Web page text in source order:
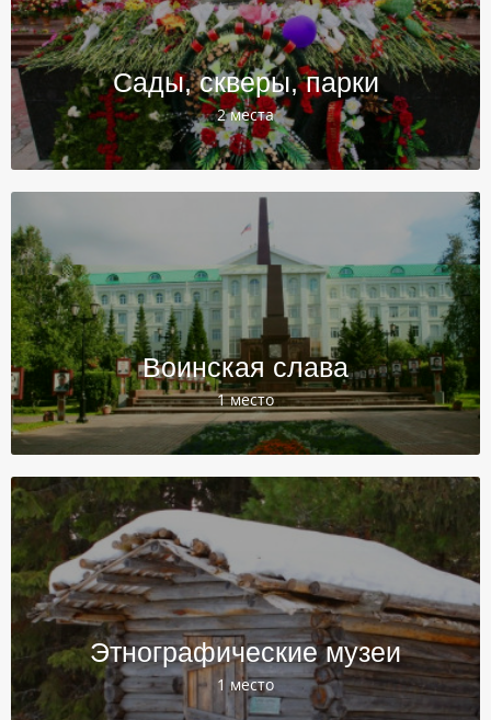
Сады, скверы, парки
2 места
Воинская слава
1 место
Этнографические музеи
1 место